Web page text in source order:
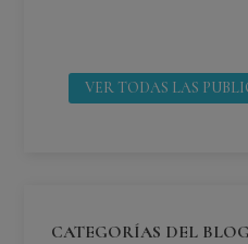
VER TODAS LAS
CATEGORÍAS DEL BLOG